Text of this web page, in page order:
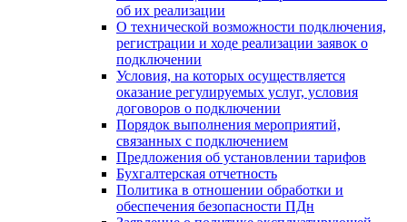
об их реализации
О технической возможности подключения,
регистрации и ходе реализации заявок о
подключении
Условия, на которых осуществляется
оказание регулируемых услуг, условия
договоров о подключении
Порядок выполнения мероприятий,
связанных с подключением
Предложения об установлении тарифов
Бухгалтерская отчетность
Политика в отношении обработки и
обеспечения безопасности ПДн